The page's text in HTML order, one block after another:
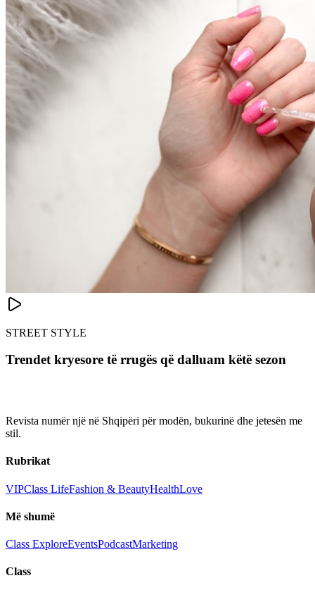
STREET STYLE
Trendet kryesore të rrugës që dalluam këtë sezon
Revista numër një në Shqipëri për modën, bukurinë dhe jetesën me
stil.
Rubrikat
VIPClass LifeFashion & BeautyHealthLove
Më shumë
Class ExploreEventsPodcastMarketing
Class